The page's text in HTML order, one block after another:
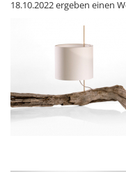
18.10.2022 ergeben einen